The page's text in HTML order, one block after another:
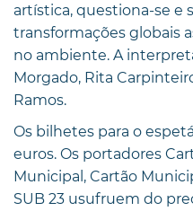
artística, questiona-se e
transformações globais
no ambiente. A
Morgado, Rita
Ramos.
Os bilhetes para o
euros. Os portadores
Municipal, Cartão
SUB 23 usufruem do